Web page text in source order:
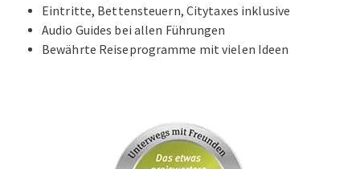
Eintritte, Bettensteuern, Citytaxes inklusive
Audio Guides bei allen Führungen
Bewährte Reiseprogramme mit vielen Ideen